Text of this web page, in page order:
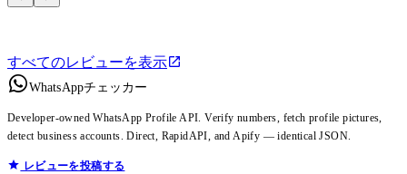
すべてのレビューを表示
WhatsAppチェッカー
Developer-owned WhatsApp Profile API. Verify numbers, fetch profile pictures,
detect business accounts. Direct, RapidAPI, and Apify — identical JSON.
レビューを投稿する